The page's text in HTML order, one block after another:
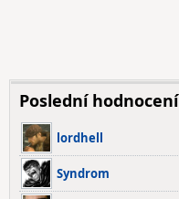
Poslední hodnocení
lordhell
Syndrom